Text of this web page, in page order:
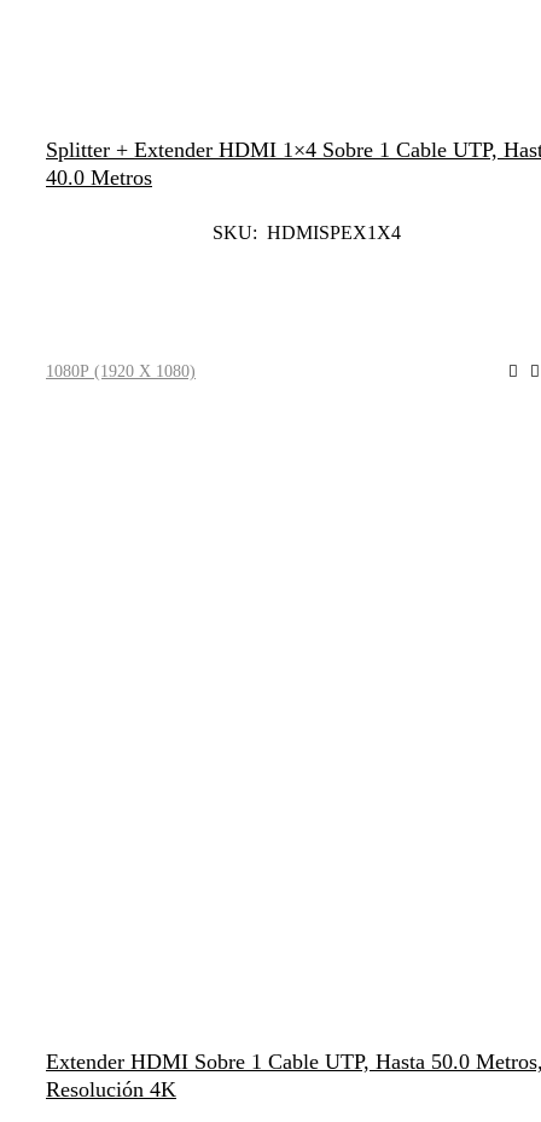
Splitter + Extender HDMI 1×4 Sobre 1 Cable UTP,
40.0 Metros
SKU: HDMISPEX1X4
1080P (1920 X 1080)
Extender HDMI Sobre 1 Cable UTP, Hasta 50.0
Resolución 4K